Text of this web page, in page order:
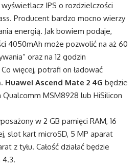
IPS o rozdzielczości
Producent bardzo mocno wierzy
energią. Jak bowiem podaje,
4050mAh może pozwolić na aż 60
oraz na 12 godzin
więcej, potrafi on ładować
Huawei Ascend Mate 2 4G będzie
MSM8928 lub HiSilicon
w 2 GB pamięci RAM, 16
slot kart microSD, 5 MP aparat
z tyłu. Całość działać będzie
4.3.